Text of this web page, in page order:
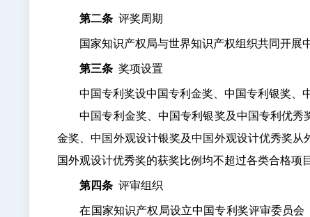
第二条 评奖周期
国家知识产权局与世界知识产权组织共同开展中
第三条 奖项设置
中国专利奖设中国专利金奖、中国专利银奖、中
中国专利金奖、中国专利银奖及中国专利优秀
金奖、中国外观设计银奖及中国外观设计优秀奖
国外观设计优秀奖的获奖比例均不超过各类合格项
第四条 评审组织
在国家知识产权局设立中国专利奖评审委员会